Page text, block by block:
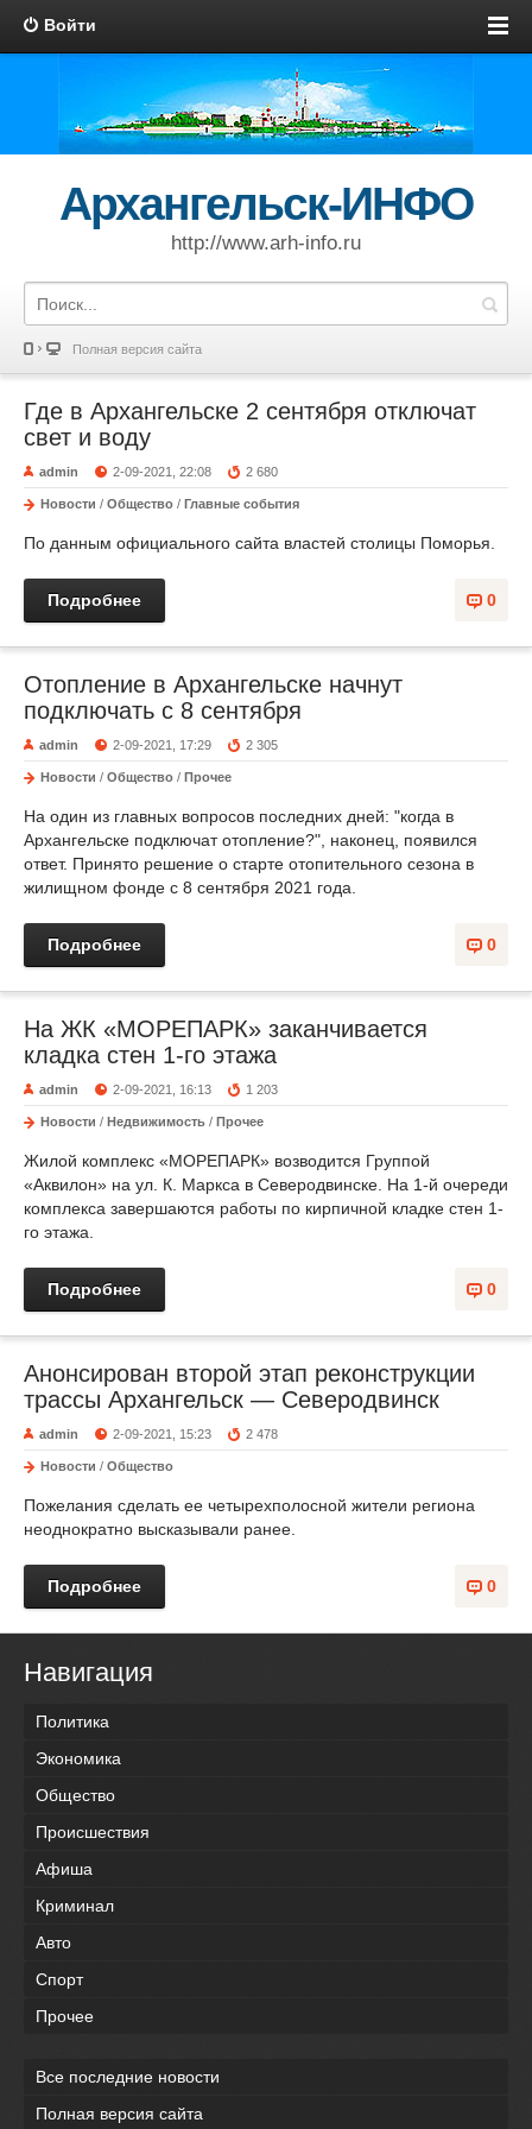
Войти
Архангельск-ИНФО
http://www.arh-info.ru
Полная версия сайта
Где в Архангельске 2 сентября отключат
свет и воду
admin 2-09-2021, 22:08 2 680
Новости / Общество / Главные события
По данным официального сайта властей столицы Поморья.
0
Подробнее
Отопление в Архангельске начнут
подключать c 8 сентября
admin 2-09-2021, 17:29 2 305
Новости / Общество / Прочее
На один из главных вопросов последних дней: "когда в
Архангельске подключат отопление?", наконец, появился
ответ. Принято решение о старте отопительного сезона в
жилищном фонде с 8 сентября 2021 года.
0
Подробнее
На ЖК «МОРЕПАРК» заканчивается
кладка стен 1-го этажа
admin 2-09-2021, 16:13 1 203
Новости / Недвижимость / Прочее
Жилой комплекс «МОРЕПАРК» возводится Группой
«Аквилон» на ул. К. Маркса в Северодвинске. На 1-й очереди
комплекса завершаются работы по кирпичной кладке стен 1-
го этажа.
0
Подробнее
Анонсирован второй этап реконструкции
трассы Архангельск — Северодвинск
admin 2-09-2021, 15:23 2 478
Новости / Общество
Пожелания сделать ее четырехполосной жители региона
неоднократно высказывали ранее.
0
Подробнее
Навигация
Политика
Экономика
Общество
Происшествия
Афиша
Криминал
Авто
Спорт
Прочее
Все последние новости
Полная версия сайта